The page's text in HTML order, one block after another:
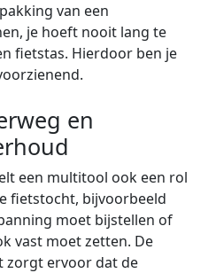
van een
je hoeft nooit lang te
fietstas. Hierdoor ben je
en
een multitool ook een rol
fietstocht, bijvoorbeeld
moet bijstellen of
vast moet zetten. De
zorgt ervoor dat de